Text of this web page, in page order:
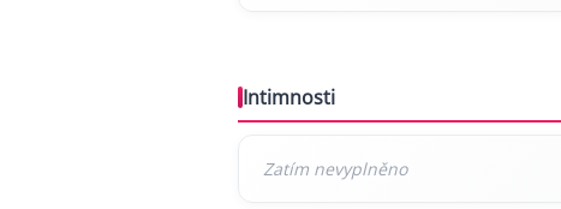
Intimnosti